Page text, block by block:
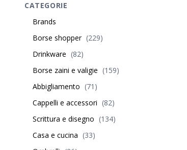
CATEGORIE
Brands
Borse shopper (229)
Drinkware (82)
Borse zaini e valigie (159)
Abbigliamento (71 )
Cappelli e accessori (82)
Scrittura e disegno (134)
Casa e cucina (33)